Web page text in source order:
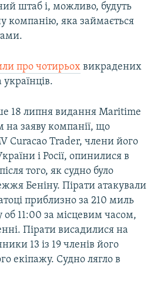
штаб і, можливо, будуть
компанію, яка займається
про чотирьох викрадених
українців.
18 липня видання Maritime
на заяву компанії, що
Curacao Trader, члени його
і Росії, опинилися в
того, як судно було
Беніну. Пірати атакували
приблизно за 210 миль
об 11:00 за місцевим часом,
Пірати висадилися на
13 із 19 членів його
екіпажу. Судно лягло в